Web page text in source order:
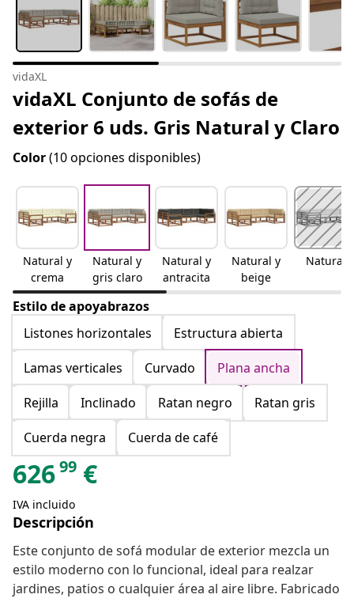
vidaXL
vidaXL Conjunto de sofás de
exterior 6 uds. Gris Natural y Claro
Color(10 opciones disponibles)
Natural y
crema
Natural y
gris claro
Natural y
antracita
Natural y
beige
Natural
Estilo de apoyabrazos
Listones horizontales
Estructura abierta
Lamas verticales
Curvado
Plana ancha
Rejilla
Inclinado Ratan negro
Ratan gris
Cuerda negra
Cuerda de café
62699 €
IVA incluido
Descripción
Este conjunto de sofá modular de exterior mezcla un
estilo moderno con lo funcional, ideal para realzar
jardines, patios o cualquier área al aire libre. Fabricado